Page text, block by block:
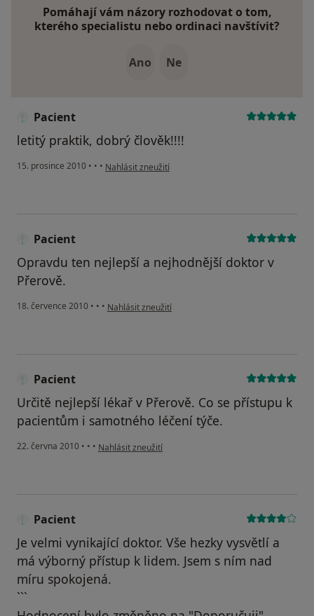
Pomáhají vám názory rozhodovat o tom,
kterého specialistu nebo ordinaci navštívit?
Ano Ne
Pacient
letitý praktik, dobrý člověk!!!!
15. prosince 2010 • • • podle názoru uživatele Pacient
Nahlásit zneužití
Pacient
Opravdu ten nejlepší a nejhodnější doktor v
Přerově.
18. července 2010 • • • podle názoru uživatele Pacient
Nahlásit zneužití
Pacient
Určitě nejlepší lékař v Přerově. Co se přístupu k
pacientům i samotného léčení týče.
22. června 2010 • • • podle názoru uživatele Pacient
Nahlásit zneužití
Pacient
Je velmi vynikající doktor. Vše hezky vysvětlí a
má výborný přístup k lidem. Jsem s ním nad
míru spokojená.
```